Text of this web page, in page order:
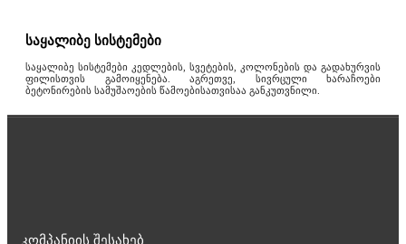
საყალიბე სისტემები
საყალიბე სისტემები კედლების, სვეტების, კოლონების და გადახურვის
ფილისთვის გამოიყენება. აგრეთვე, სივრცული ხარაჩოები
ბეტონირების სამუშაოების წამოებისათვისაა განკუთვნილი.
ექსტერიერი საღებავები
კომპანიის შესახებ